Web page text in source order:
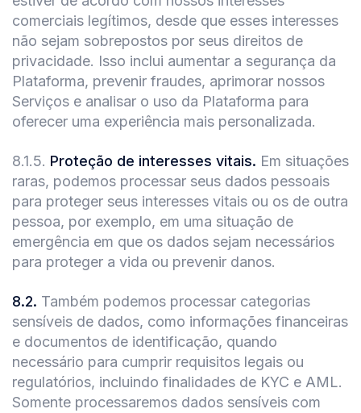
comerciais legítimos, desde que esses interesses
não sejam sobrepostos por seus direitos de
privacidade. Isso inclui aumentar a segurança da
Plataforma, prevenir fraudes, aprimorar nossos
Serviços e analisar o uso da Plataforma para
oferecer uma experiência mais personalizada.
8.1.5. Proteção de interesses vitais. Em situações
raras, podemos processar seus dados pessoais
para proteger seus interesses vitais ou os de outra
pessoa, por exemplo, em uma situação de
emergência em que os dados sejam necessários
para proteger a vida ou prevenir danos.
8.2. Também podemos processar categorias
sensíveis de dados, como informações financeiras
e documentos de identificação, quando
necessário para cumprir requisitos legais ou
regulatórios, incluindo finalidades de KYC e AML.
Somente processaremos dados sensíveis com